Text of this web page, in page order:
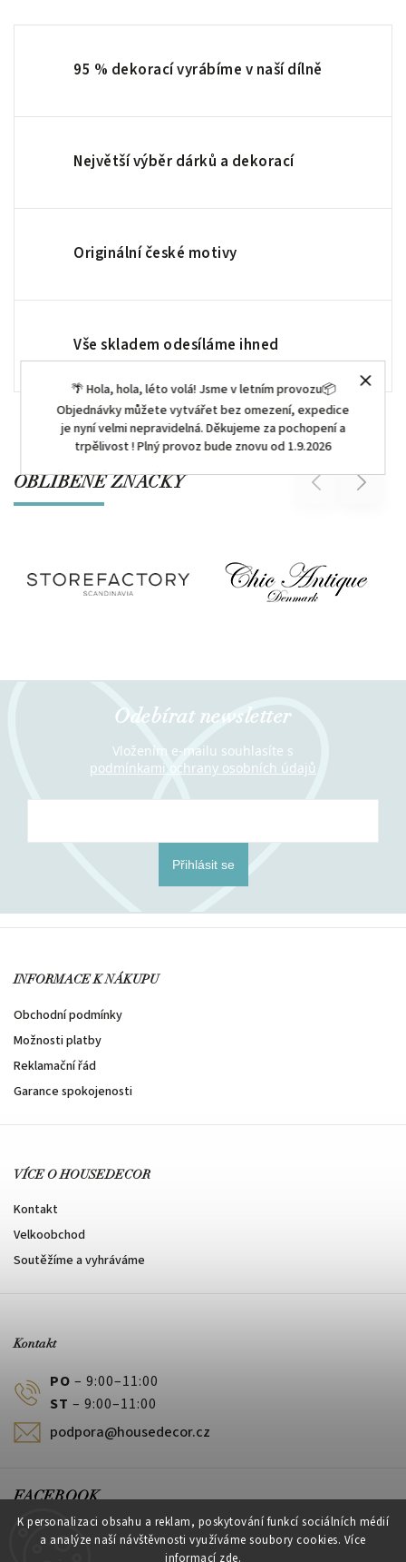
K personalizaci obsahu a reklam, poskytování funkcí sociálních médií
a analýze naší návštěvnosti využíváme soubory cookies. Více
informací zde.
🌴 Hola, hola, léto volá! Jsme v letním provozu📦
Objednávky můžete vytvářet bez omezení, expedice
je nyní velmi nepravidelná. Děkujeme za pochopení a
trpělivost ! Plný provoz bude znovu od 1.9.2026
95 % dekorací vyrábíme v naší dílně
Největší výběr dárků a dekorací
Originální české motivy
Vše skladem odesíláme ihned
OBLÍBENÉ ZNAČKY Previous Next
Odebírat newsletter
Vložením e-mailu souhlasíte s
podmínkami ochrany osobních údajů
Přihlásit se
INFORMACE K NÁKUPU
Obchodní podmínky
Možnosti platby
Reklamační řád
Garance spokojenosti
VÍCE O HOUSEDECOR
Kontakt
Velkoobchod
Soutěžíme a vyhráváme
Kontakt
PO – 9:00–11:00
ST – 9:00–11:00
podpora@housedecor.cz
FACEBOOK